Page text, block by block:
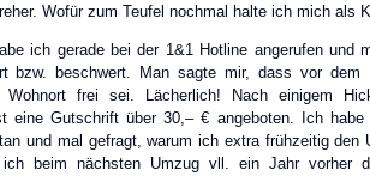
Wofür zum Teufel nochmal halte ich mich als
ich gerade bei der 1&1 Hotline angerufen und
bzw. beschwert. Man sagte mir, dass vor dem
Wohnort frei sei. Lächerlich! Nach einigem
eine Gutschrift über 30,– € angeboten. Ich habe
und mal gefragt, warum ich extra frühzeitig den
beim nächsten Umzug vll. ein Jahr vorher